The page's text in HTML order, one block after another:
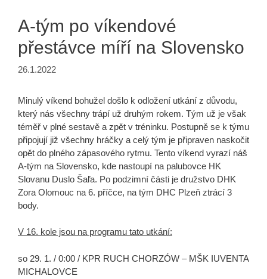
A-tým po víkendové
přestávce míří na Slovensko
26.1.2022
Minulý víkend bohužel došlo k odložení utkání z důvodu,
který nás všechny trápí už druhým rokem. Tým už je však
téměř v plné sestavě a zpět v tréninku. Postupně se k týmu
připojují již všechny hráčky a celý tým je připraven naskočit
opět do plného zápasového rytmu. Tento víkend vyrazí náš
A-tým na Slovensko, kde nastoupí na palubovce HK
Slovanu Duslo Šaľa. Po podzimní části je družstvo DHK
Zora Olomouc na 6. příčce, na tým DHC Plzeň ztrácí 3
body.
V 16. kole jsou na programu tato utkání:
so 29. 1. / 0:00 / KPR RUCH CHORZÓW – MŠK IUVENTA
MICHALOVCE